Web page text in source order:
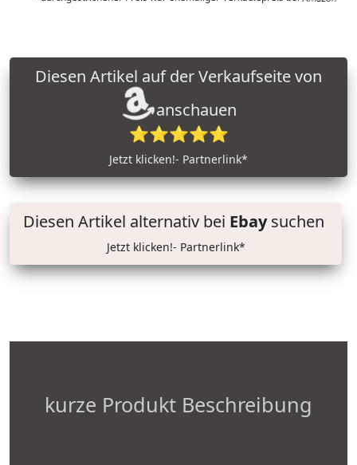
anschauen
⭐⭐⭐⭐⭐
Jetzt klicken!- Partnerlink*
Diesen Artikel alternativ bei Ebaysuchen
Jetzt klicken!- Partnerlink*
kurze Produkt Beschreibung